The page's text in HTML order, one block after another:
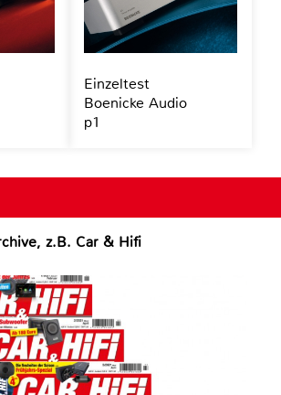
z.B. Car & Hifi
Einzeltest
Boenicke Audio
p1